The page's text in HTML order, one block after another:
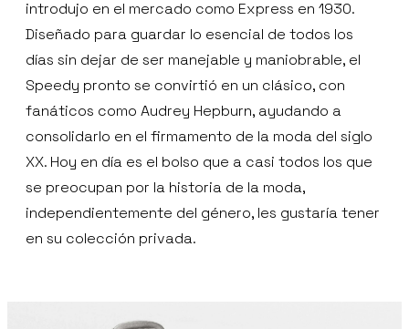
introdujo en el mercado como Express en 1930.
Diseñado para guardar lo esencial de todos los
días sin dejar de ser manejable y maniobrable, el
Speedy pronto se convirtió en un clásico, con
fanáticos como Audrey Hepburn, ayudando a
consolidarlo en el firmamento de la moda del siglo
XX. Hoy en día es el bolso que a casi todos los que
se preocupan por la historia de la moda,
independientemente del género, les gustaría tener
en su colección privada.